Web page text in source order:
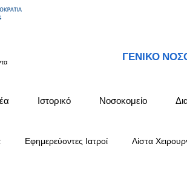
ΓΕΝΙΚΟ
Ιστορικό Νοσοκομείο
Εφημερεύοντες Ιατροί Λίστα